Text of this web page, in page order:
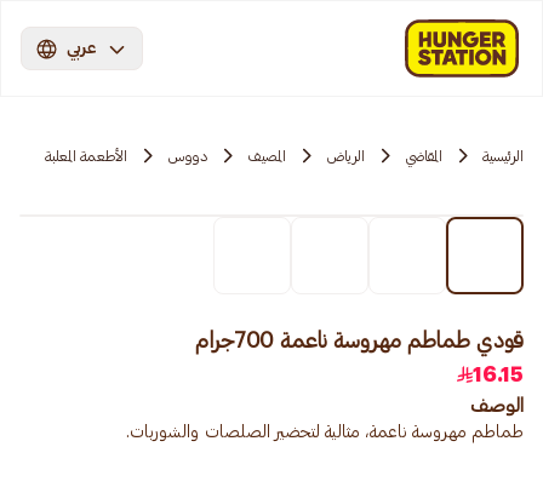
عربي
الرئيسية المقاضي الرياض المصيف دووس الأطعمة المعلبة
قودي طماطم مهروسة ناعمة 700جرام
16.15
الوصف
طماطم مهروسة ناعمة، مثالية لتحضير الصلصات والشوربات.